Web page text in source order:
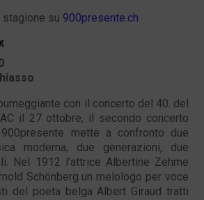
su 900presente.ch
con il concerto del 40. del
il 27 ottobre, il secondo concerto
mette a confronto due
moderna, due generazioni, due
Nel 1912 l’attrice Albertine Zehme
Schönberg un melologo per voce
del poeta belga Albert Giraud tratti